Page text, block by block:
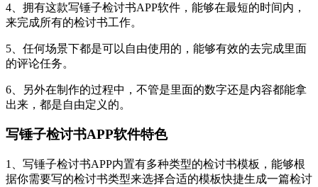
4、拥有这款写锤子检讨书APP软件，能够在最短的时间内，
来完成所有的检讨书工作。
5、任何场景下都是可以自由使用的，能够有效的去完成里面
的评论任务。
6、另外在制作的过程中，不管是里面的数字还是内容都能拿
出来，都是自由定义的。
写锤子检讨书APP软件特色
1、写锤子检讨书APP内置有多种类型的检讨书模板，能够根
据你需要写的检讨书类型来选择合适的模板快捷生成一篇检讨